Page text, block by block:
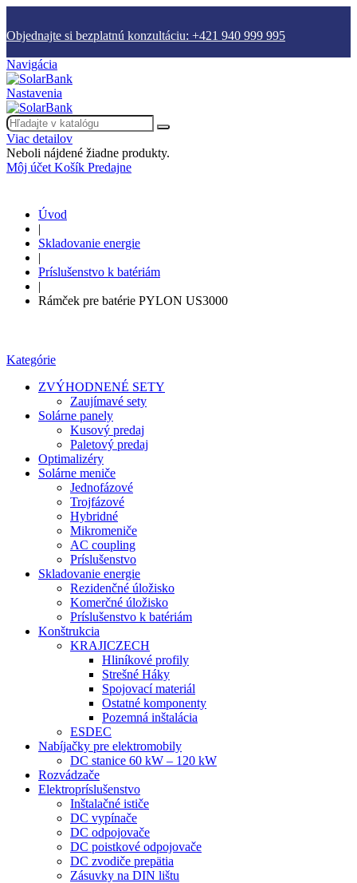
Objednajte si bezplatnú konzultáciu: +421 940 999 995
Navigácia
Nastavenia
Viac detailov
Neboli nájdené žiadne produkty.
Môj účet Košík Predajne
Úvod
|
Skladovanie energie
|
Príslušenstvo k batériám
|
Rámček pre batérie PYLON US3000
Kategórie
ZVÝHODNENÉ SETY
Zaujímavé sety
Solárne panely
Kusový predaj
Paletový predaj
Optimalizéry
Solárne meniče
Jednofázové
Trojfázové
Hybridné
Mikromeniče
AC coupling
Príslušenstvo
Skladovanie energie
Rezidenčné úložisko
Komerčné úložisko
Príslušenstvo k batériám
Konštrukcia
KRAJICZECH
Hliníkové profily
Strešné Háky
Spojovací materiál
Ostatné komponenty
Pozemná inštalácia
ESDEC
Nabíjačky pre elektromobily
DC stanice 60 kW – 120 kW
Rozvádzače
Elektropríslušenstvo
Inštalačné ističe
DC vypínače
DC odpojovače
DC poistkové odpojovače
DC zvodiče prepätia
Zásuvky na DIN lištu